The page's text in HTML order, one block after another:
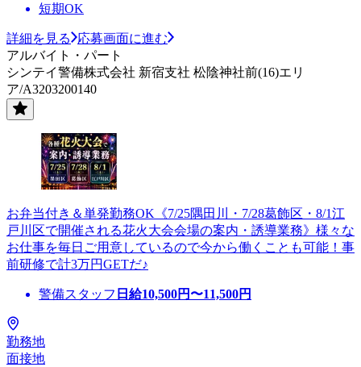
短期OK
詳細を見る
応募画面に進む
アルバイト・パート
シンテイ警備株式会社 新宿支社 松陰神社前(16)エリ
ア/A3203200140
お弁当付き＆単発勤務OK《7/25隅田川・7/28葛飾区・8/1江
戸川区で開催される花火大会会場の案内・誘導業務》様々な
お仕事を毎日ご用意しているので今から働くことも可能！事
前研修で計3万円GETだ♪
警備スタッフ 日給10,500円〜11,500円
勤務地
面接地